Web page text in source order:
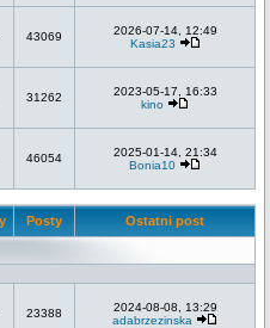
43069
2026-07-14, 12:49
Kasia23
31262
2023-05-17, 16:33
kino
46054
2025-01-14, 21:34
Bonia10
Posty Ostatni post
23388
2024-08-08, 13:29
adabrzezinska